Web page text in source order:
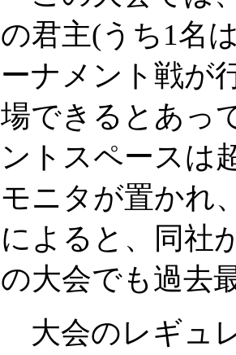
の君主(うち1名
ーナメント戦が
場できるとあっ
ントスペースは
モニタが置かれ
によると、同社
の大会でも過去
大会のレギュ